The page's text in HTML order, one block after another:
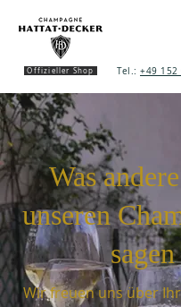
Tel.: +49 152
Offizieller Shop
Was
unseren
sagen
Wir freuen uns über